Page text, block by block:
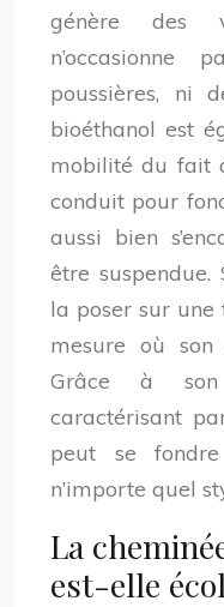
génère des
poussières, ni
bioéthanol est
mobilité du fait
conduit pour
aussi bien
être
la poser sur
mesure où
Grâce à
caractérisant
peut se fondre
n’importe quel
La
est-elle